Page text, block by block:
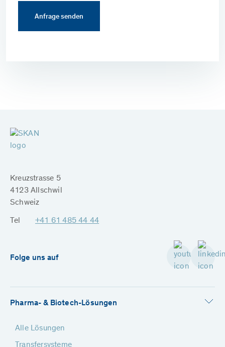
Kreuzstrasse 5
4123 Allschwil
Schweiz
Tel +41 61 485 44 44
Folge uns auf
Pharma- & Biotech-Lösungen
Alle Lösungen
Transfersysteme